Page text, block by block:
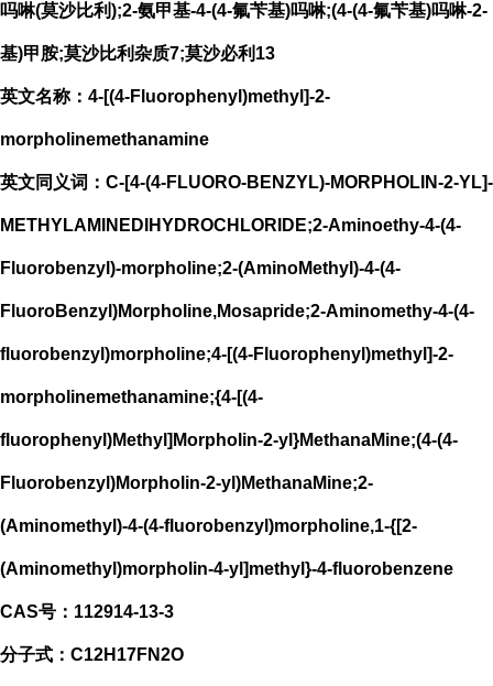
吗啉(莫沙比利);2-氨甲基-4-(4-氟苄基)吗啉;(4-(4-氟苄基)吗啉-2-
基)甲胺;莫沙比利杂质7;莫沙必利13
英文名称：4-[(4-Fluorophenyl)methyl]-2-
morpholinemethanamine
英文同义词：C-[4-(4-FLUORO-BENZYL)-MORPHOLIN-2-YL]-
METHYLAMINEDIHYDROCHLORIDE;2-Aminoethy-4-(4-
Fluorobenzyl)-morpholine;2-(AminoMethyl)-4-(4-
FluoroBenzyl)Morpholine,Mosapride;2-Aminomethy-4-(4-
fluorobenzyl)morpholine;4-[(4-Fluorophenyl)methyl]-2-
morpholinemethanamine;{4-[(4-
fluorophenyl)Methyl]Morpholin-2-yl}MethanaMine;(4-(4-
Fluorobenzyl)Morpholin-2-yl)MethanaMine;2-
(Aminomethyl)-4-(4-fluorobenzyl)morpholine,1-{[2-
(Aminomethyl)morpholin-4-yl]methyl}-4-fluorobenzene
CAS号：112914-13-3
分子式：C12H17FN2O